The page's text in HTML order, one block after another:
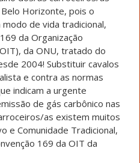
Horizonte, pois o
de vida tradicional,
da Organização
da ONU, tratado do
2004! Substituir cavalos
e contra as normas
indicam a urgente
de gás carbônico nas
as existem muitos
e Comunidade Tradicional,
169 da OIT da